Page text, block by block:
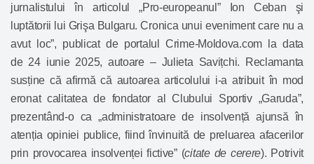
jurnalistului în articolul „Pro-europeanul” Ion Ceban şi
luptătorii lui Grişa Bulgaru. Cronica unui eveniment care nu a
avut loc”, publicat de portalul Crime-Moldova.com la data
de 24 iunie 2025, autoare – Julieta Savițchi. Reclamanta
susține că afirmă că autoarea articolului i-a atribuit în mod
eronat calitatea de fondator al Clubului Sportiv „Garuda”,
prezentând-o ca „administratoare de insolvență ajunsă în
atenția opiniei publice, fiind învinuită de preluarea afacerilor
prin provocarea insolvenței fictive” (citate de cerere). Potrivit